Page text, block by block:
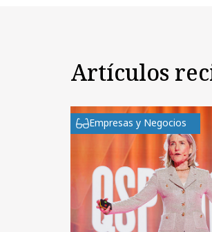
Artículos
Empresas y Negocios